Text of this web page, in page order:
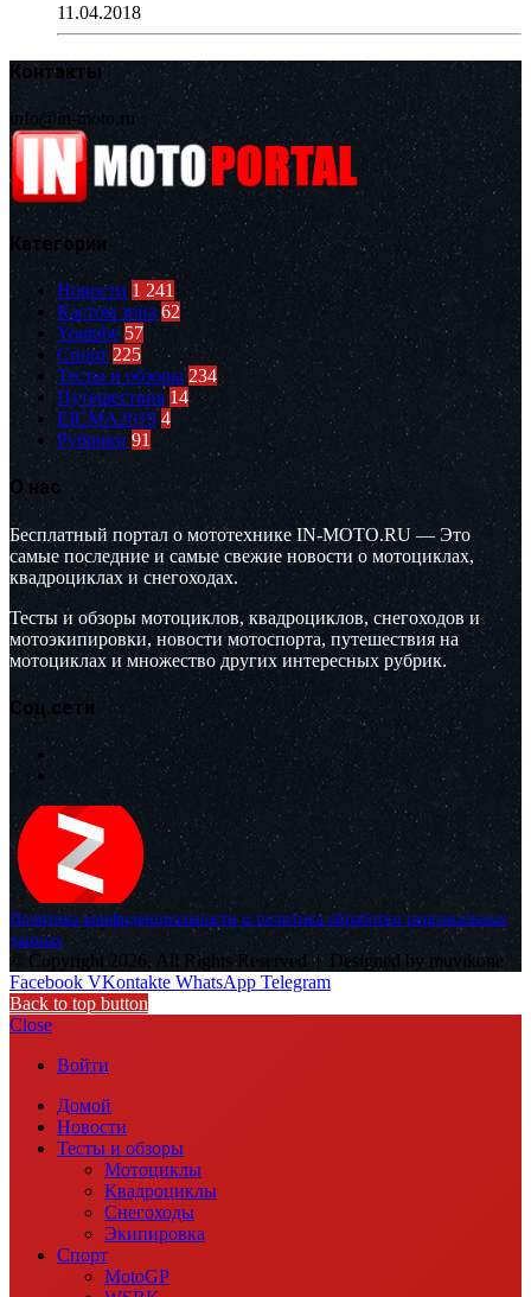
11.04.2018
Контакты
info@in-moto.ru
Категории
Новости 1 241
Кастом зона 62
Youtube 57
Спорт 225
Тесты и обзоры 234
Путешествия 14
EICMA2019 4
Рубрики 91
О нас
Бесплатный портал о мототехнике IN-MOTO.RU — Это
самые последние и самые свежие новости о мотоциклах,
квадроциклах и снегоходах.
Тесты и обзоры мотоциклов, квадроциклов, снегоходов и
мотоэкипировки, новости мотоспорта, путешествия на
мотоциклах и множество других интересных рубрик.
Соц.сети
Политика конфиденциальности и политика обработки персональных
данных
© Copyright 2026, All Rights Reserved | Designed by muvikone
Facebook VKontakte WhatsApp Telegram
Back to top button
Close
Войти
Домой
Новости
Тесты и обзоры
Мотоциклы
Квадроциклы
Снегоходы
Экипировка
Спорт
MotoGP